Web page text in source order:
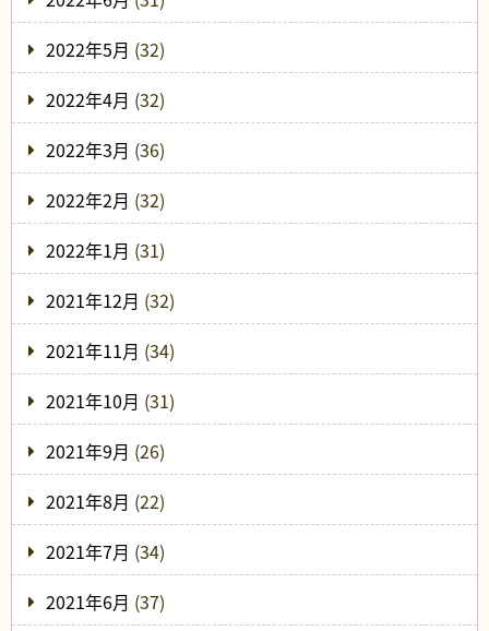
2022年5月 (32)
2022年4月 (32)
2022年3月 (36)
2022年2月 (32)
2022年1月 (31)
2021年12月 (32)
2021年11月 (34)
2021年10月 (31)
2021年9月 (26)
2021年8月 (22)
2021年7月 (34)
2021年6月 (37)